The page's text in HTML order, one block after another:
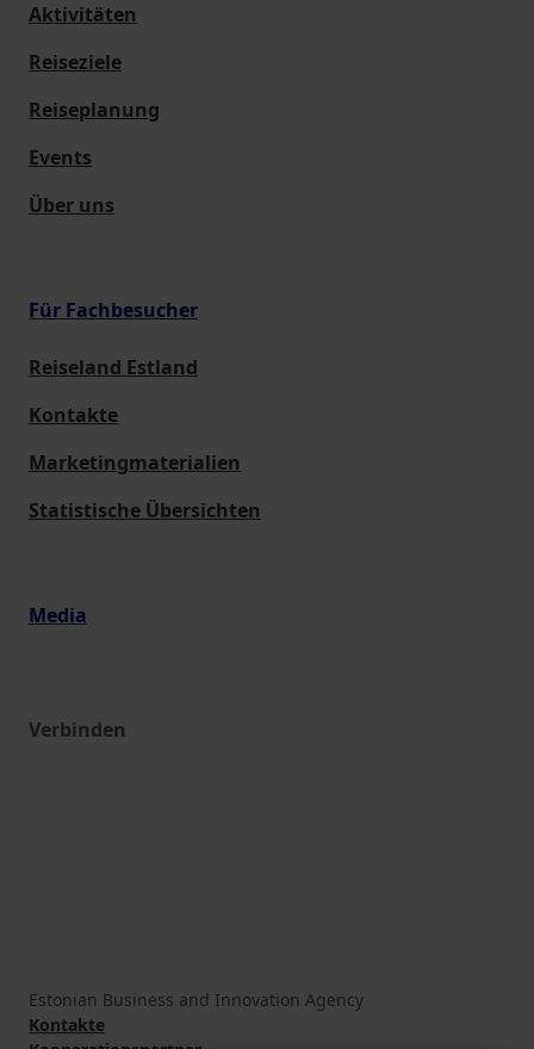
Aktivitäten
Reiseziele
Reiseplanung
Events
Über uns
Für Fachbesucher
Reiseland Estland
Kontakte
Marketingmaterialien
Statistische Übersichten
Media
Verbinden
Estonian Business and Innovation Agency
Kontakte